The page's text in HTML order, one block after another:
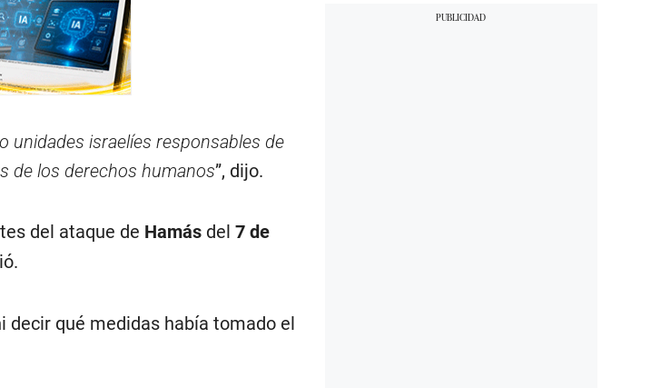
unidades israelíes responsables de
de los derechos humanos”, dijo.
del ataque de Hamásdel 7 de
decir qué medidas había tomado el